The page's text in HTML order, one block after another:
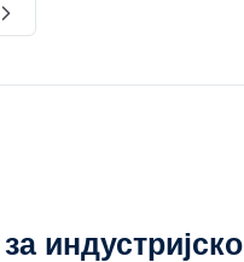
индустријско